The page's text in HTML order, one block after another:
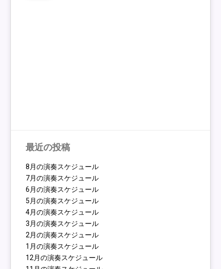
最近の投稿
8月の演奏スケジュール
7月の演奏スケジュール
6月の演奏スケジュール
5月の演奏スケジュール
4月の演奏スケジュール
3月の演奏スケジュール
2月の演奏スケジュール
1月の演奏スケジュール
12月の演奏スケジュール